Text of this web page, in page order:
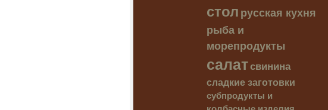
столрусская кухня
рыба и
морепродукты
салатсвинина
сладкие заготовки
субпродукты и